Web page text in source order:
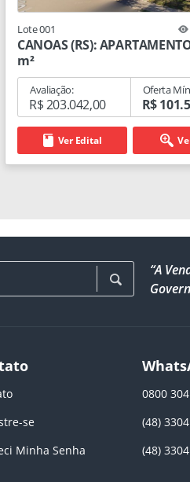
Lote 001
CANOAS (RS):
m²
Avaliação:
R$ 203.042,00
Oferta
R$
Ver Edital
“A
se
Minha Senha
0800
(48)
(48)